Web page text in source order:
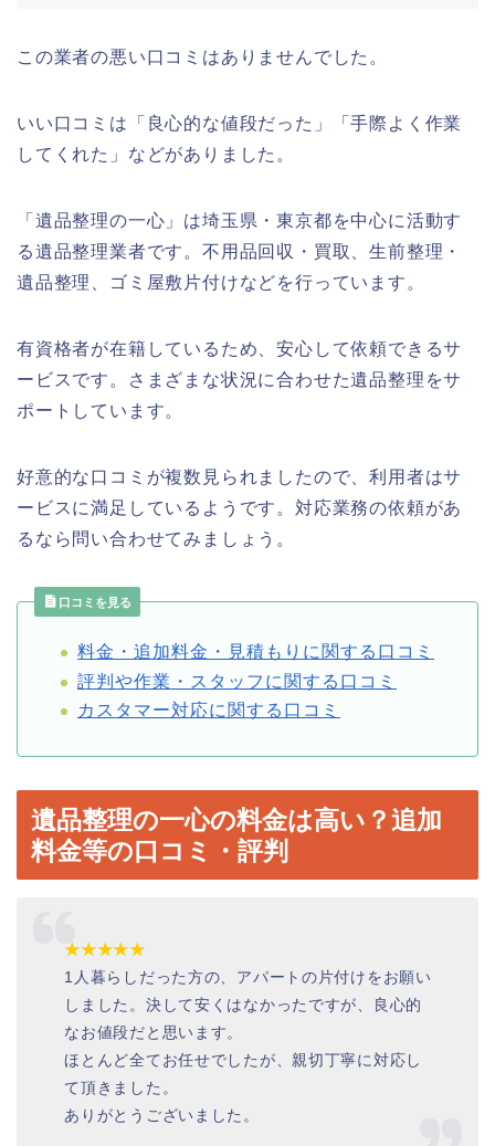
この業者の悪い口コミはありませんでした。
いい口コミは「良心的な値段だった」「手際よく作業
してくれた」などがありました。
「遺品整理の一心」は埼玉県・東京都を中心に活動す
る遺品整理業者です。不用品回収・買取、生前整理・
遺品整理、ゴミ屋敷片付けなどを行っています。
有資格者が在籍しているため、安心して依頼できるサ
ービスです。さまざまな状況に合わせた遺品整理をサ
ポートしています。
好意的な口コミが複数見られましたので、利用者はサ
ービスに満足しているようです。対応業務の依頼があ
るなら問い合わせてみましょう。
口コミを見る
料金・追加料金・見積もりに関する口コミ
評判や作業・スタッフに関する口コミ
カスタマー対応に関する口コミ
遺品整理の一心の料金は高い？追加
料金等の口コミ・評判
★★★★★
1人暮らしだった方の、アパートの片付けをお願い
しました。決して安くはなかったですが、良心的
なお値段だと思います。
ほとんど全てお任せでしたが、親切丁寧に対応し
て頂きました。
ありがとうございました。